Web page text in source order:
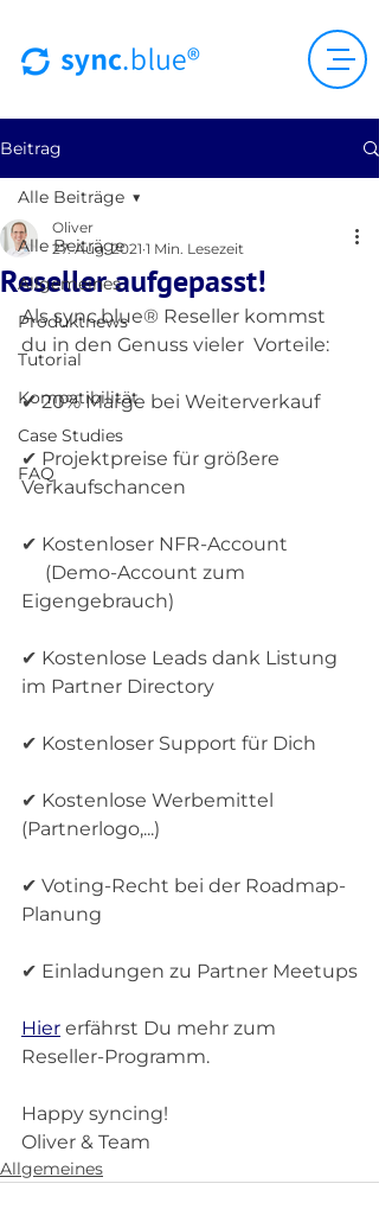
Beitrag
Alle Beiträge
Allgemeines
Produktnews
Tutorial
Kompatibilität
Case Studies
FAQ
Alle Beiträge
Reseller aufgepasst!
Oliver
27. Aug. 2021 1 Min. Lesezeit
Als sync.blue® Reseller kommst
du in den Genuss vieler  Vorteile:
✔ 20% Marge bei Weiterverkauf
✔ Projektpreise für größere
Verkaufschancen
✔ Kostenloser NFR-Account
Eigengebrauch)
✔ Kostenlose Leads dank Listung
im Partner Directory
✔ Kostenloser Support für Dich
✔ Kostenlose Werbemittel
(Partnerlogo,...)
✔ Voting-Recht bei der Roadmap-
Planung
✔ Einladungen zu Partner Meetups
Hier erfährst Du mehr zum
Reseller-Programm.
Happy syncing!
Oliver & Team
Allgemeines